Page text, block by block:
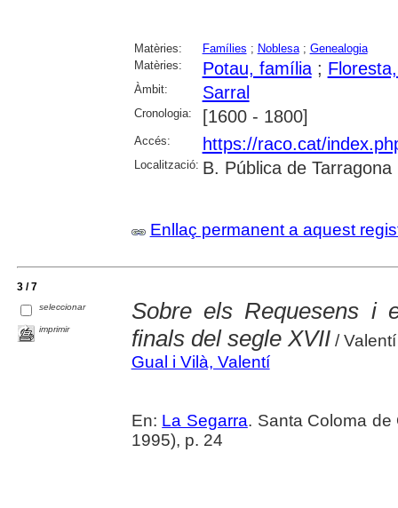
Matèries: Famílies ; Noblesa; Genealogia
Matèries:
Potau, família;
Àmbit: Sarral
Cronologia: [1600 - 1800]
Accés: https://raco.cat/
Localització: B. Pública de Tarragona
Enllaç permanent a aquest
3 / 7
seleccionar
imprimir
Sobre els Requesens i
finals del segle XVII /
Gual i Vilà, Valentí
En: La Segarra. Santa Coloma de
1995), p. 24